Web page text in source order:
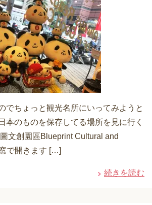
でちょっと観光名所にいってみようと
本のものを保存してる場所を見に行く
文創園區Blueprint Cultural and
で開きます […]
続きを読む